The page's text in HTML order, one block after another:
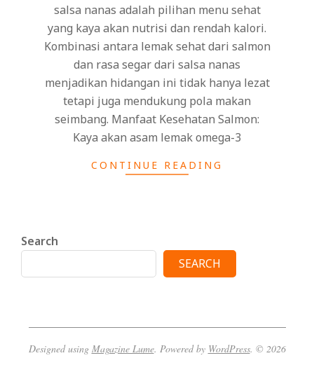
salsa nanas adalah pilihan menu sehat
yang kaya akan nutrisi dan rendah kalori.
Kombinasi antara lemak sehat dari salmon
dan rasa segar dari salsa nanas
menjadikan hidangan ini tidak hanya lezat
tetapi juga mendukung pola makan
seimbang. Manfaat Kesehatan Salmon:
Kaya akan asam lemak omega-3
CONTINUE READING
Search
SEARCH
Designed using Magazine Lume. Powered by WordPress. © 2026